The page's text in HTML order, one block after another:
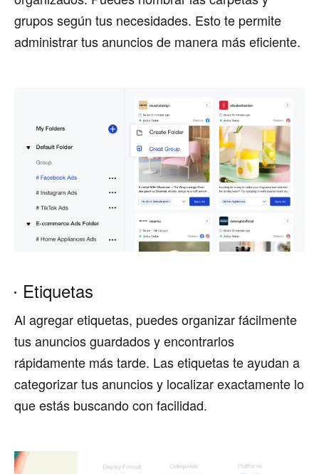
grupos según tus necesidades. Esto te permite
administrar tus anuncios de manera más eficiente.
Etiquetas
Al agregar etiquetas, puedes organizar fácilmente
tus anuncios guardados y encontrarlos
rápidamente más tarde. Las etiquetas te ayudan a
categorizar tus anuncios y localizar exactamente lo
que estás buscando con facilidad.